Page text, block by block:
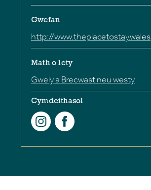
Gwefan
http://www.theplacetostay.wales
Math o lety
Gwely a Brecwast neu westy
Cymdeithasol